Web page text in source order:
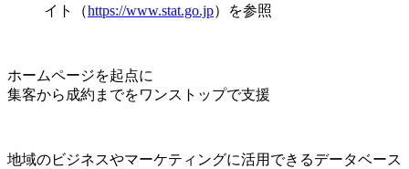
イト（https://www.stat.go.jp）を参照
ホームページを起点に
集客から成約までをワンストップで支援
地域のビジネスやマーケティングに活用できるデータベース